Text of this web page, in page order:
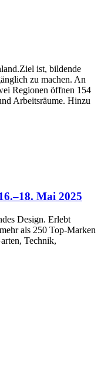
ist, bildende
zu machen. An
Regionen öffnen 154
Arbeitsräume. Hinzu
Mai 2025
Design. Erlebt
als 250 Top-Marken
Technik,